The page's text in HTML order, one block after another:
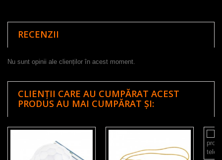
RECENZII
Nu sunt opinii ale clienților în acest moment.
CLIENȚII CARE AU CUMPĂRAT ACEST
PRODUS AU MAI CUMPĂRAT ȘI: